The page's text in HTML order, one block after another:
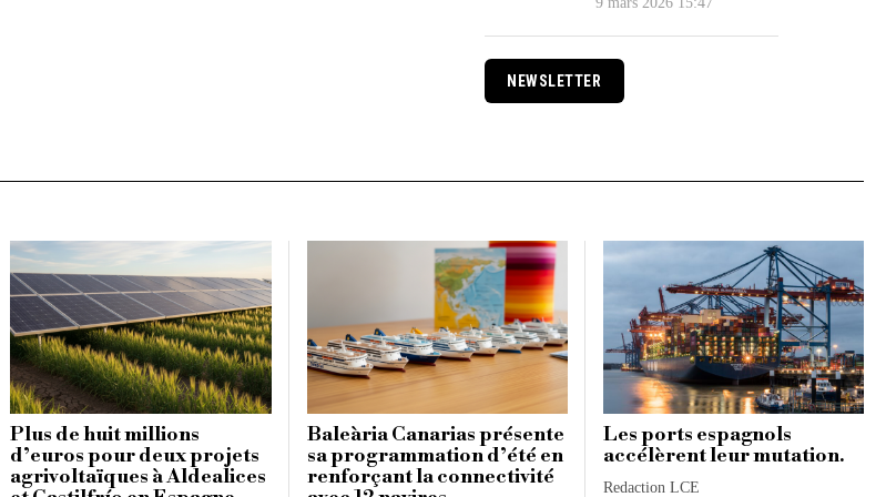
NEWSLETTER
Plus de huit millions
d’euros pour deux projets
agrivoltaïques à Aldealices
Baleària Canarias présente
sa programmation d’été en
renforçant la connectivité
Les ports espagnols
accélèrent leur mutation.
Redaction LCE